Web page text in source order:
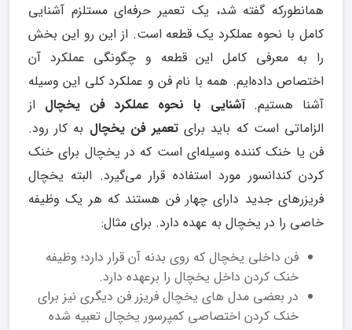
همانطورکه گفته شد، یک تعمیر حرفه‌ای مستلزم آشنایی
کامل با نحوه عملکرد یک قطعه است. از این رو این بخش
را به معرفی کامل این قطعه و چگونگی عملکرد آن
اختصاص داده‌ایم. همه با نام فن و عملکرد کلی این وسیله
آشنا هستیم.آشنایی با نحوه عملکرد فن یخچال از
الزاماتی است که باید برای تعمیر فن یخچال به کار رود.
فن یا خنک کننده وسیله‌ای است که در یخچال برای خنک
کردن کندانسور مورد استفاده قرار می‌گیرد. البته یخچال
فریزرهای جدید دارای چهار فن هستند که هر یک وظیفه
خاصی را در یخچال به عهده دارد. برای مثال:
فن داخلی یخچال که روی بدنه آن قرار دارد؛ وظیفه
خنک کردن داخل یخچال را برعهده دارد.
در بعضی مدل های یخچال فریزر فن دیگری نیز برای
خنک کردن اختصاصی کمپرسور یخچال تعبیه شده